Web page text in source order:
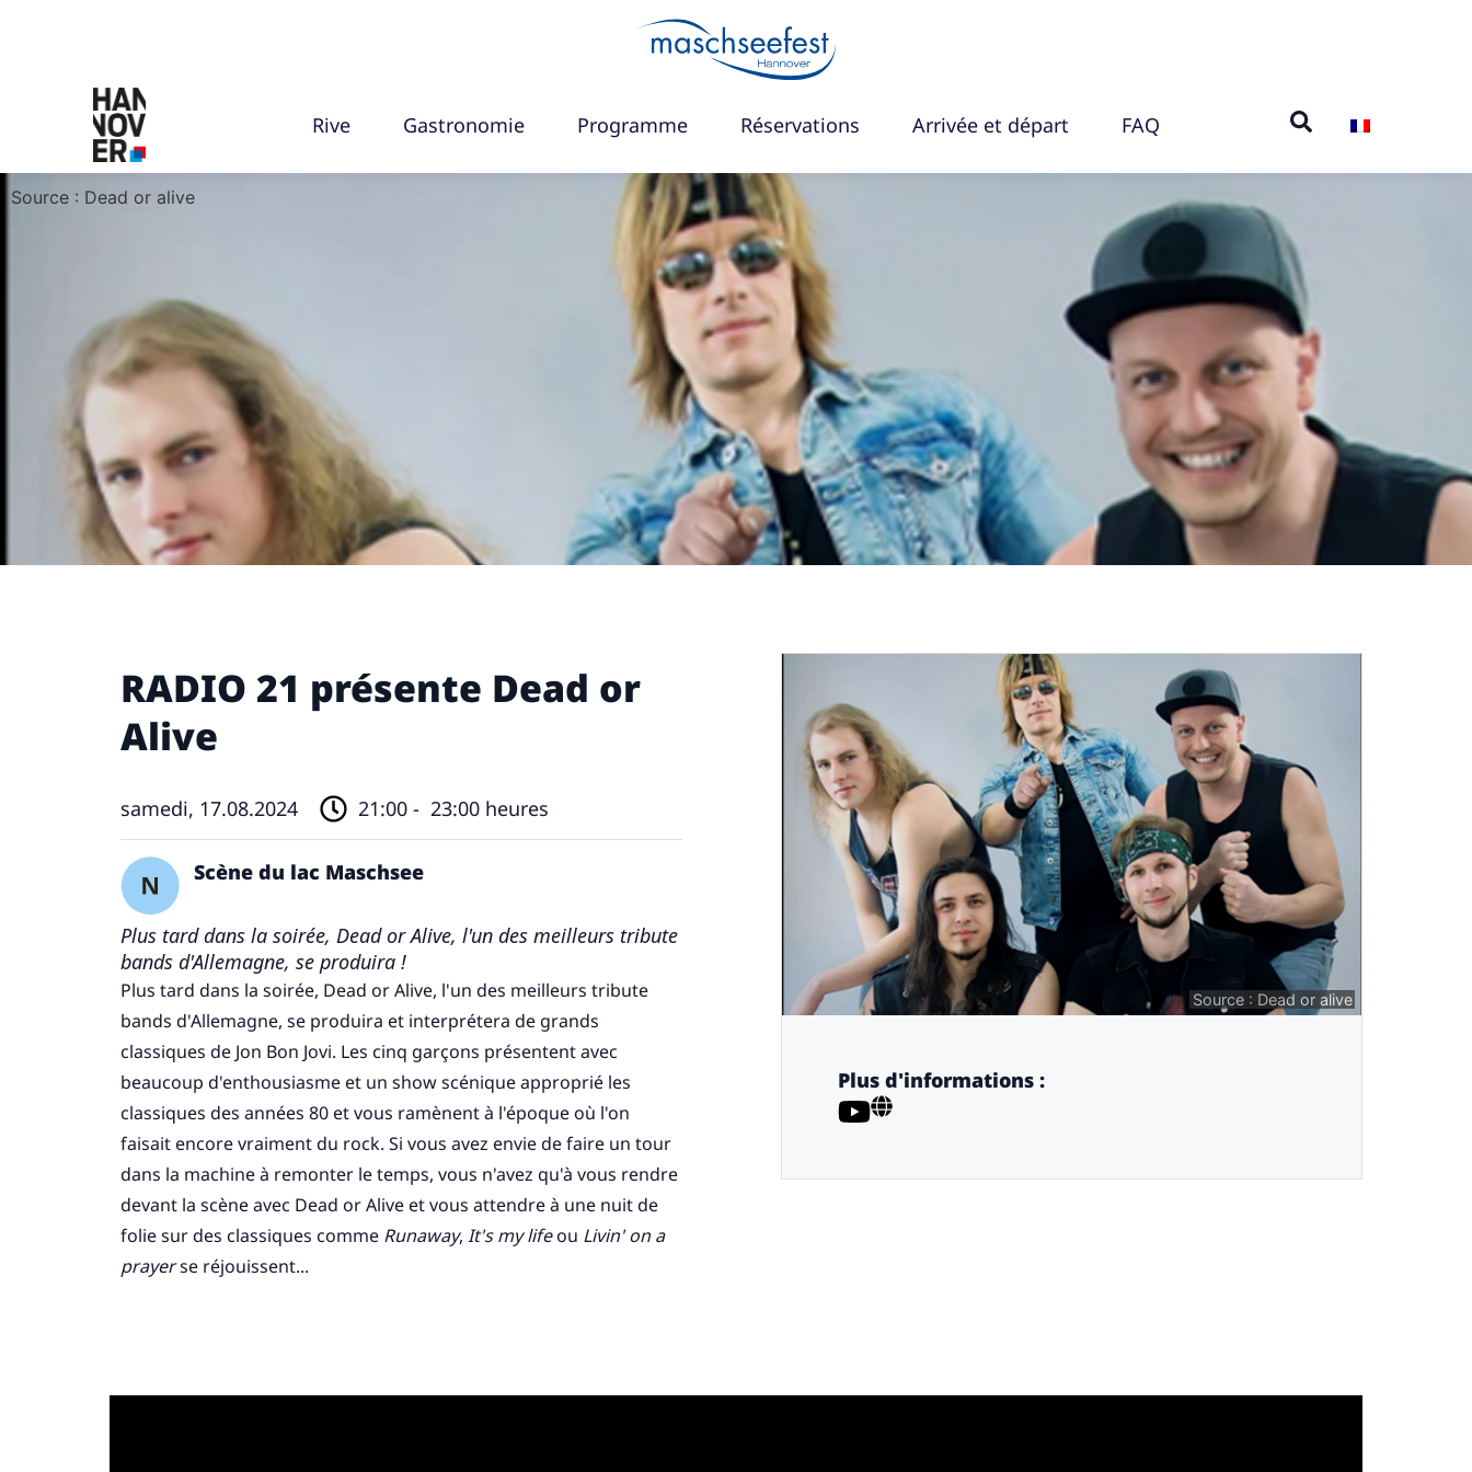
Rive Gastronomie Programme Réservations Arrivée et départ FAQ
Source : Dead or alive
RADIO 21 présente Dead or
Alive
samedi, 17.08.2024 21:00 - 23:00 heures
Scène du lac Maschsee
Plus tard dans la soirée, Dead or Alive, l'un des meilleurs tribute
bands d'Allemagne, se produira !
Plus tard dans la soirée, Dead or Alive, l'un des meilleurs tribute
bands d'Allemagne, se produira et interprétera de grands
classiques de Jon Bon Jovi. Les cinq garçons présentent avec
beaucoup d'enthousiasme et un show scénique approprié les
classiques des années 80 et vous ramènent à l'époque où l'on
faisait encore vraiment du rock. Si vous avez envie de faire un tour
dans la machine à remonter le temps, vous n'avez qu'à vous rendre
devant la scène avec Dead or Alive et vous attendre à une nuit de
folie sur des classiques comme Runaway, It's my lifeou Livin' on a
prayerse réjouissent...
Source : Dead or alive
Plus d'informations :